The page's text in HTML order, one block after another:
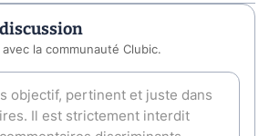
la communauté Clubic.